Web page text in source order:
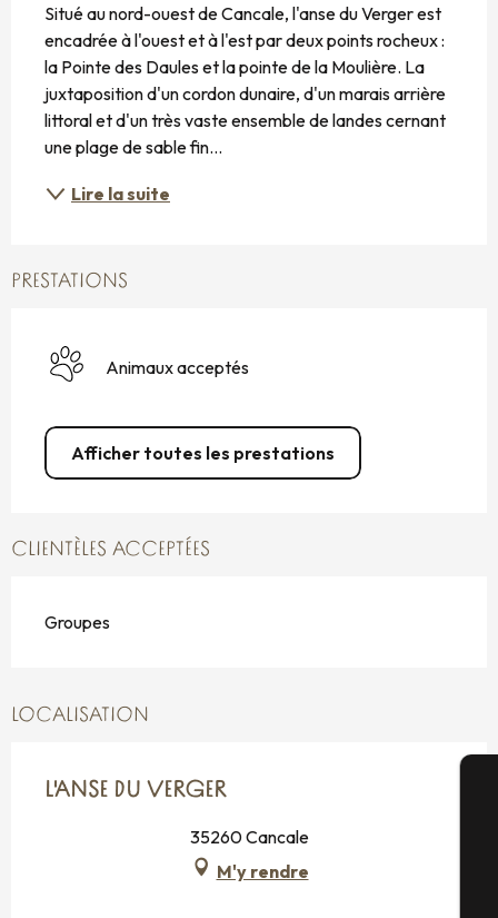
Situé au nord-ouest de Cancale, l'anse du Verger est
encadrée à l'ouest et à l'est par deux points rocheux :
la Pointe des Daules et la pointe de la Moulière. La
juxtaposition d'un cordon dunaire, d'un marais arrière
littoral et d'un très vaste ensemble de landes cernant
une plage de sable fin...
Lire la suite
PRESTATIONS
Animaux acceptés
Afficher toutes les prestations
CLIENTÈLES ACCEPTÉES
Groupes
LOCALISATION
L'ANSE DU VERGER
35260 Cancale
M'y rendre